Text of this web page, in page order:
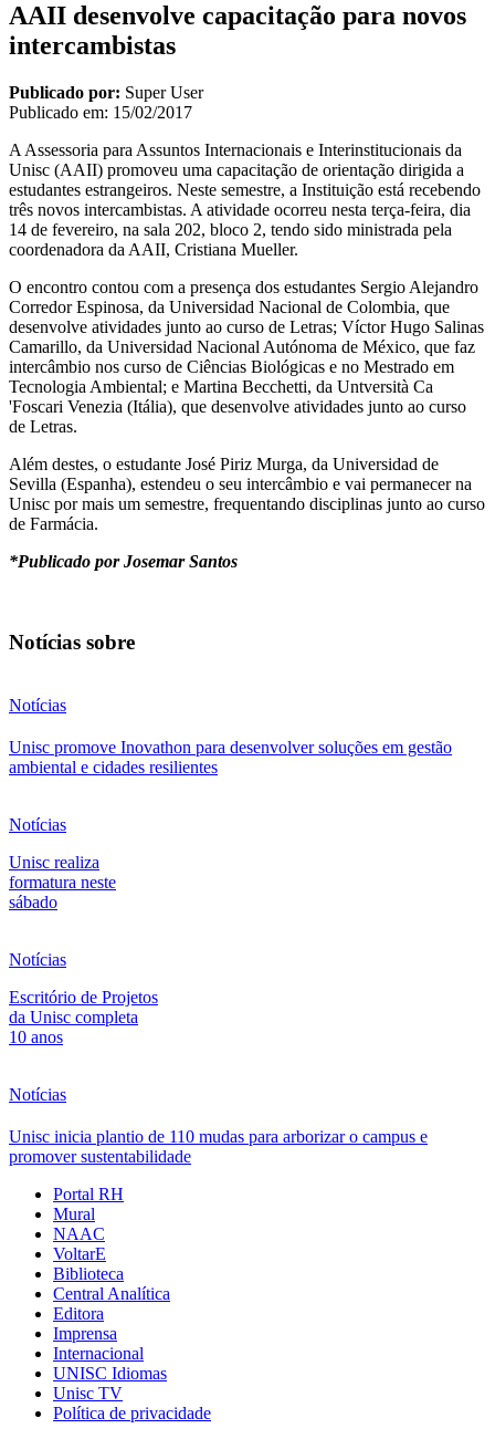
AAII desenvolve capacitação para novos
intercambistas
Publicado por: Super User
Publicado em: 15/02/2017
A Assessoria para Assuntos Internacionais e Interinstitucionais da
Unisc (AAII) promoveu uma capacitação de orientação dirigida a
estudantes estrangeiros. Neste semestre, a Instituição está recebendo
três novos intercambistas. A atividade ocorreu nesta terça-feira, dia
14 de fevereiro, na sala 202, bloco 2, tendo sido ministrada pela
coordenadora da AAII, Cristiana Mueller.
O encontro contou com a presença dos estudantes Sergio Alejandro
Corredor Espinosa, da Universidad Nacional de Colombia, que
desenvolve atividades junto ao curso de Letras; Víctor Hugo Salinas
Camarillo, da Universidad Nacional Autónoma de México, que faz
intercâmbio nos curso de Ciências Biológicas e no Mestrado em
Tecnologia Ambiental; e Martina Becchetti, da Untversità Ca
'Foscari Venezia (Itália), que desenvolve atividades junto ao curso
de Letras.
Além destes, o estudante José Piriz Murga, da Universidad de
Sevilla (Espanha), estendeu o seu intercâmbio e vai permanecer na
Unisc por mais um semestre, frequentando disciplinas junto ao curso
de Farmácia.
*Publicado por Josemar Santos
Notícias sobre
Notícias
Unisc promove Inovathon para desenvolver soluções em gestão
ambiental e cidades resilientes
Notícias
Unisc realiza
formatura neste
sábado
Notícias
Escritório de Projetos
da Unisc completa
10 anos
Notícias
Unisc inicia plantio de 110 mudas para arborizar o campus e
promover sustentabilidade
Portal RH
Mural
NAAC
VoltarE
Biblioteca
Central Analítica
Editora
Imprensa
Internacional
UNISC Idiomas
Unisc TV
Política de privacidade